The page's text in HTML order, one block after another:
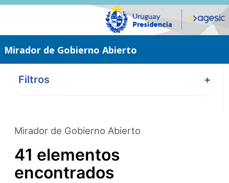
Saltar
Mirador de Gobierno Abierto
Filtros +
Mirador de Gobierno Abierto
41 elementos
encontrados